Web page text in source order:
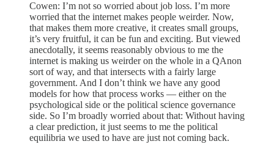
Cowen: I’m not so worried about job loss. I’m more
worried that the internet makes people weirder. Now,
that makes them more creative, it creates small groups,
it’s very fruitful, it can be fun and exciting. But viewed
anecdotally, it seems reasonably obvious to me the
internet is making us weirder on the whole in a QAnon
sort of way, and that intersects with a fairly large
government. And I don’t think we have any good
models for how that process works — either on the
psychological side or the political science governance
side. So I’m broadly worried about that: Without having
a clear prediction, it just seems to me the political
equilibria we used to have are just not coming back.